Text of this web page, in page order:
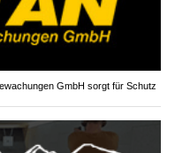
GmbH sorgt für Schutz